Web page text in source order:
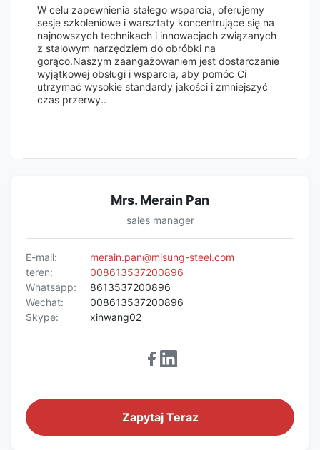
W celu zapewnienia stałego wsparcia, oferujemy
sesje szkoleniowe i warsztaty koncentrujące się na
najnowszych technikach i innowacjach związanych
z stalowym narzędziem do obróbki na
gorąco.Naszym zaangażowaniem jest dostarczanie
wyjątkowej obsługi i wsparcia, aby pomóc Ci
utrzymać wysokie standardy jakości i zmniejszyć
czas przerwy..
Mrs. Merain Pan
sales manager
E-mail:
merain.pan@misung-steel.com
teren:
008613537200896
Whatsapp:
8613537200896
Wechat:
008613537200896
Skype:
xinwang02
Zapytaj Teraz